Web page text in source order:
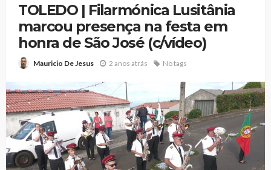
TOLEDO | Filarmónica Lusitânia
marcou presença na festa em
honra de São José (c/vídeo)
Mauricio De Jesus 2 anos atrás No tags